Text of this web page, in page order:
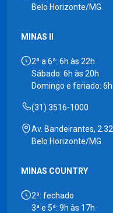
Belo Horizonte/MG
MINAS II
2ª a 6ª: 6h às 22h
Sábado: 6h às 20h
Domingo e feriado:
(31) 3516-1000
Av. Bandeirantes,
Belo Horizonte/MG
MINAS COUNTRY
2ª: fechado
3ª e 5ª: 9h às 17h